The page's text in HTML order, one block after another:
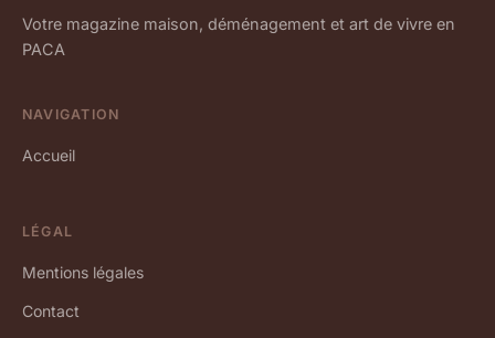
Votre magazine maison, déménagement et art de vivre en
PACA
NAVIGATION
Accueil
LÉGAL
Mentions légales
Contact